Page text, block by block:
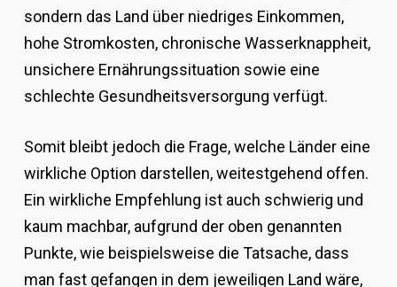
sondern das Land über niedriges Einkommen,
hohe Stromkosten, chronische Wasserknappheit,
unsichere Ernährungssituation sowie eine
schlechte Gesundheitsversorgung verfügt.
Somit bleibt jedoch die Frage, welche Länder eine
wirkliche Option darstellen, weitestgehend offen.
Ein wirkliche Empfehlung ist auch schwierig und
kaum machbar, aufgrund der oben genannten
Punkte, wie beispielsweise die Tatsache, dass
man fast gefangen in dem jeweiligen Land wäre,